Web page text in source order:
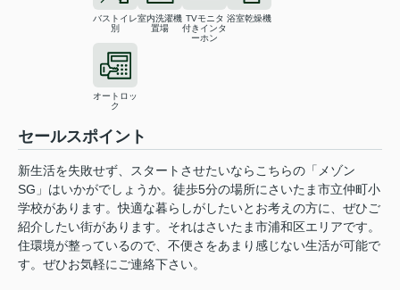
バストイレ
別
室内洗濯機
置場
TVモニタ
付きインタ
ーホン
浴室乾燥機
オートロッ
ク
セールスポイント
新生活を失敗せず、スタートさせたいならこちらの「メゾン
SG」はいかがでしょうか。徒歩5分の場所にさいたま市立仲町小
学校があります。快適な暮らしがしたいとお考えの方に、ぜひご
紹介したい街があります。それはさいたま市浦和区エリアです。
住環境が整っているので、不便さをあまり感じない生活が可能で
す。ぜひお気軽にご連絡下さい。